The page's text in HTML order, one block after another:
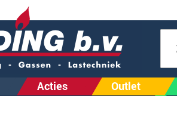
Acties Outlet